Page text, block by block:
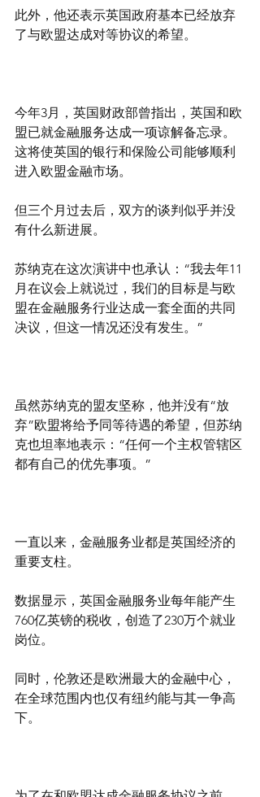
此外，他还表示英国政府基本已经放弃
了与欧盟达成对等协议的希望。
今年3月，英国财政部曾指出，英国和欧
盟已就金融服务达成一项谅解备忘录。
这将使英国的银行和保险公司能够顺利
进入欧盟金融市场。
但三个月过去后，双方的谈判似乎并没
有什么新进展。
苏纳克在这次演讲中也承认：“我去年11
月在议会上就说过，我们的目标是与欧
盟在金融服务行业达成一套全面的共同
决议，但这一情况还没有发生。”
虽然苏纳克的盟友坚称，他并没有“放
弃”欧盟将给予同等待遇的希望，但苏纳
克也坦率地表示：“任何一个主权管辖区
都有自己的优先事项。”
一直以来，金融服务业都是英国经济的
重要支柱。
数据显示，英国金融服务业每年能产生
760亿英镑的税收，创造了230万个就业
岗位。
同时，伦敦还是欧洲最大的金融中心，
在全球范围内也仅有纽约能与其一争高
下。